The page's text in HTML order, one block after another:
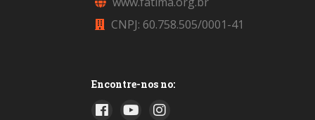
CNPJ: 60.758.505/0001-41
Encontre-nos no: